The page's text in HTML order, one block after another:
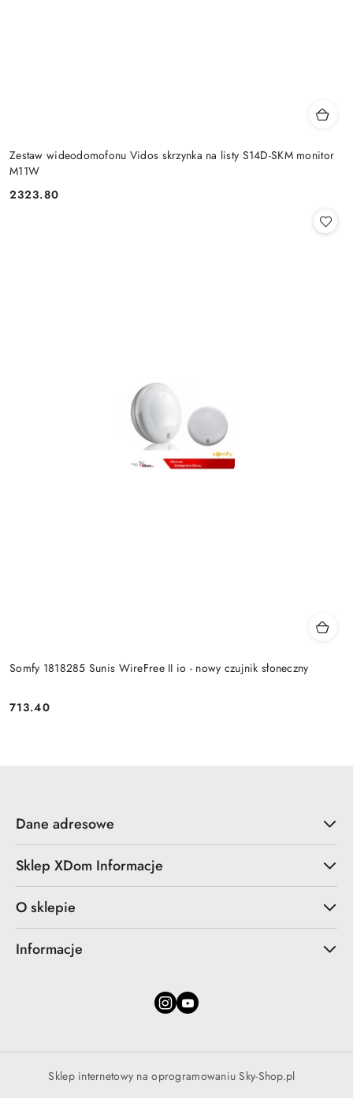
Zestaw wideodomofonu Vidos skrzynka na listy S14D-SKM monitor
M11W
Cena:
2323.80
Somfy 1818285 Sunis WireFree II io - nowy czujnik słoneczny
Cena:
713.40
Dane adresowe
Sklep XDom Informacje
O sklepie
Informacje
Sklep internetowy na oprogramowaniu Sky-Shop.pl